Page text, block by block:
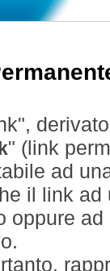
" (link
ad
il link
oppure